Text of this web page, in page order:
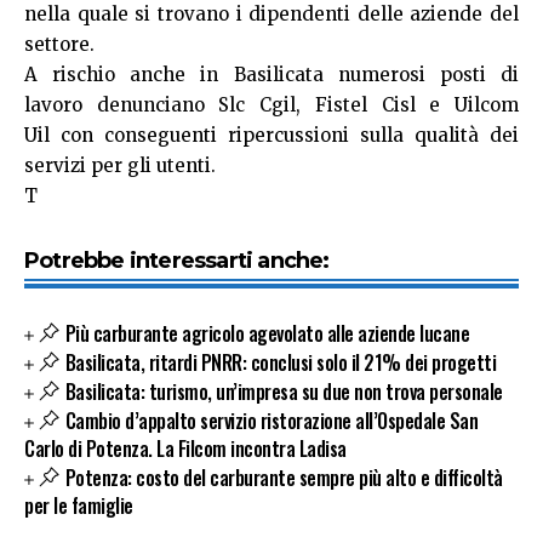
nella quale si trovano i dipendenti delle aziende del
settore.
A rischio anche in Basilicata numerosi posti di
lavoro denunciano Slc Cgil, Fistel Cisl e Uilcom
Uil con conseguenti ripercussioni sulla qualità dei
servizi per gli utenti.
T
Potrebbe interessarti anche:
Più carburante agricolo agevolato alle aziende lucane
Basilicata, ritardi PNRR: conclusi solo il 21% dei progetti
Basilicata: turismo, un’impresa su due non trova personale
Cambio d’appalto servizio ristorazione all’Ospedale San
Carlo di Potenza. La Filcom incontra Ladisa
Potenza: costo del carburante sempre più alto e difficoltà
per le famiglie